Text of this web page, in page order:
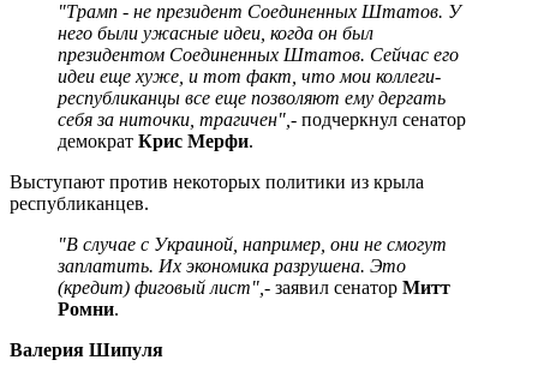
"Трамп - не президент Соединенных Штатов. У
него были ужасные идеи, когда он был
президентом Соединенных Штатов. Сейчас его
идеи еще хуже, и тот факт, что мои коллеги-
республиканцы все еще позволяют ему дергать
себя за ниточки, трагичен", - подчеркнул сенатор
демократ Крис Мерфи.
Выступают против некоторых политики из крыла
республиканцев.
"В случае с Украиной, например, они не смогут
заплатить. Их экономика разрушена. Это
(кредит) фиговый лист", - заявил сенатор Митт
Ромни.
Валерия Шипуля